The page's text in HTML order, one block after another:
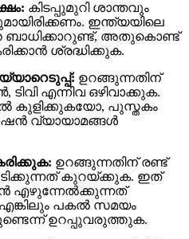
കിടപ്പുമുറി ശാന്തവും
ഇന്ത്യയിലെ
ബാധിക്കാറുണ്ട്, അതുകൊണ്ട്
ശ്രദ്ധിക്കുക.
ഉറങ്ങുന്നതിന്
എന്നിവ ഒഴിവാക്കുക.
കുളിക്കുകയോ, പുസ്തകം
വ്യായാമങ്ങൾ
ഉറങ്ങുന്നതിന് രണ്ട്
കുറയ്ക്കുക. ഇത്
എഴുന്നേൽക്കുന്നത്
പകൽ സമയം
ഉറപ്പുവരുത്തുക.